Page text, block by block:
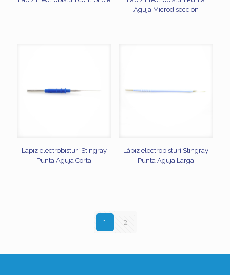
Aguja Microdisección
Lápiz electrobisturí Stingray
Punta Aguja Corta
Lápiz electrobisturí Stingray
Punta Aguja Larga
1 2